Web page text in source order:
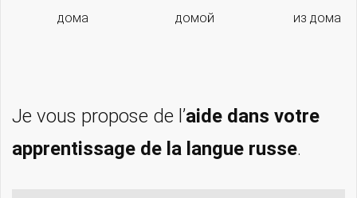
дома домой из дома
Je vous propose de l’aide dans votre
apprentissage de la langue russe.